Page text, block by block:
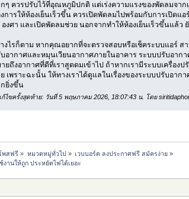
ๆ ควรปรับไว้ที่อุณหภูมิปกติ แต่เร่งความแรงของพัดลมจา
การให้ห้องเย็นเร็วขึ้น ควรเปิดพัดลมไปพร้อมกับการเปิด
องศา และเปิดพัดลมช่วย นอกจากทำให้ห้องเย็นเร็วขึ้นแล้ว
งไรก็ตาม หากคุณอยากที่จะตรวจสอบหรือเช็คระบบแอร์ ส
อากาศและหมุนเวียนอากาศภายในอาคาร ระบบปรับอาก
ยถึงอากาศที่ดีที่เราสูดดมเข้าไป ถ้าหากเรามีระบบเครื่อง
เพราะฉะนั้น ให้ทางเราได้ดูแลในเรื่องของระบบปรับอ
ยิ่งขึ้น
ก้ไขครั้งสุดท้าย: วันที่ 5 พฤษภาคม 2026, 18:07:43 น. โดย
พสฟรี » หมวดหมู่ทั่วไป » เวบบอร์ด ลงประกาศฟรี สมัครง่าย »
านให้ถูก ประหยัดไฟได้เยอะ